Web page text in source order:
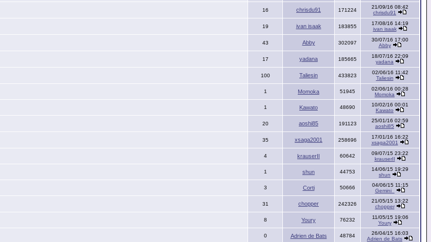
16 chrisdu91 171224
21/09/16 08:42
chrisdu91
19 ivan isaak 183855
17/08/16 14:19
ivan isaak
43 Abby 302097
30/07/16 17:00
Abby
17 yadana 185665
18/07/16 22:09
yadana
100 Taliesin 433823
02/06/16 11:42
Taliesin
1 Momoka 51945
02/06/16 00:28
Momoka
1 Kawato 48690
10/02/16 00:01
Kawato
20 aoshi85 191123
25/01/16 02:59
aoshi85
35 xsaga2001 258696
17/01/16 16:22
xsaga2001
4 krauserII 60642
09/07/15 23:22
krauserII
1 shun 44753
14/06/15 19:29
shun
3 Corti 50666
04/06/15 11:15
Gemini_
31 chopper 242326
21/05/15 13:22
chopper
8 Youry 76232
11/05/15 19:06
Youry
0 Adrien de Bats 48784
26/04/15 16:03
Adrien de Bats